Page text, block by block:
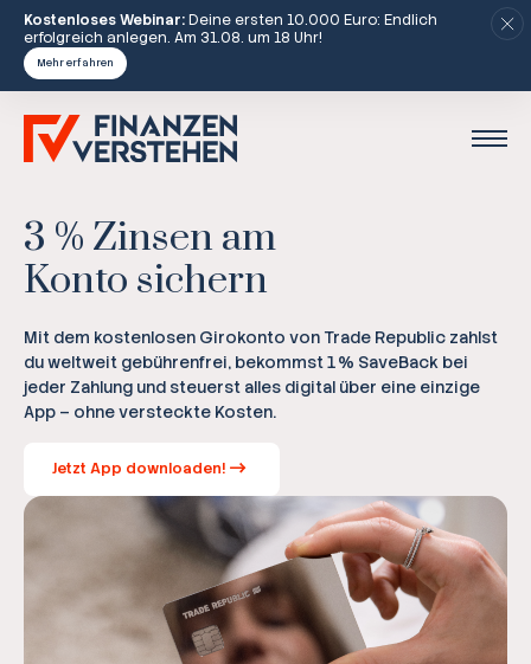
Kostenloses Webinar:Deine ersten 10.000 Euro: Endlich
erfolgreich anlegen. Am 31.08. um 18 Uhr!
Mehr erfahren
3 % Zinsen am
Konto sichern
Mit dem kostenlosen Girokonto von Trade Republic zahlst
du weltweit gebührenfrei, bekommst 1 % SaveBack bei
jeder Zahlung und steuerst alles digital über eine einzige
App – ohne versteckte Kosten.
Jetzt App downloaden!